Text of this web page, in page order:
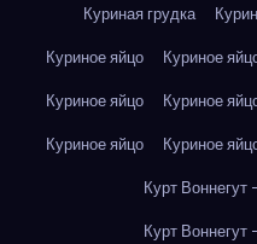
Куриная грудка
Куриное яйцо
Куриное
Куриное яйцо
Куриное
Куриное яйцо
Куриное
Курт
Курт